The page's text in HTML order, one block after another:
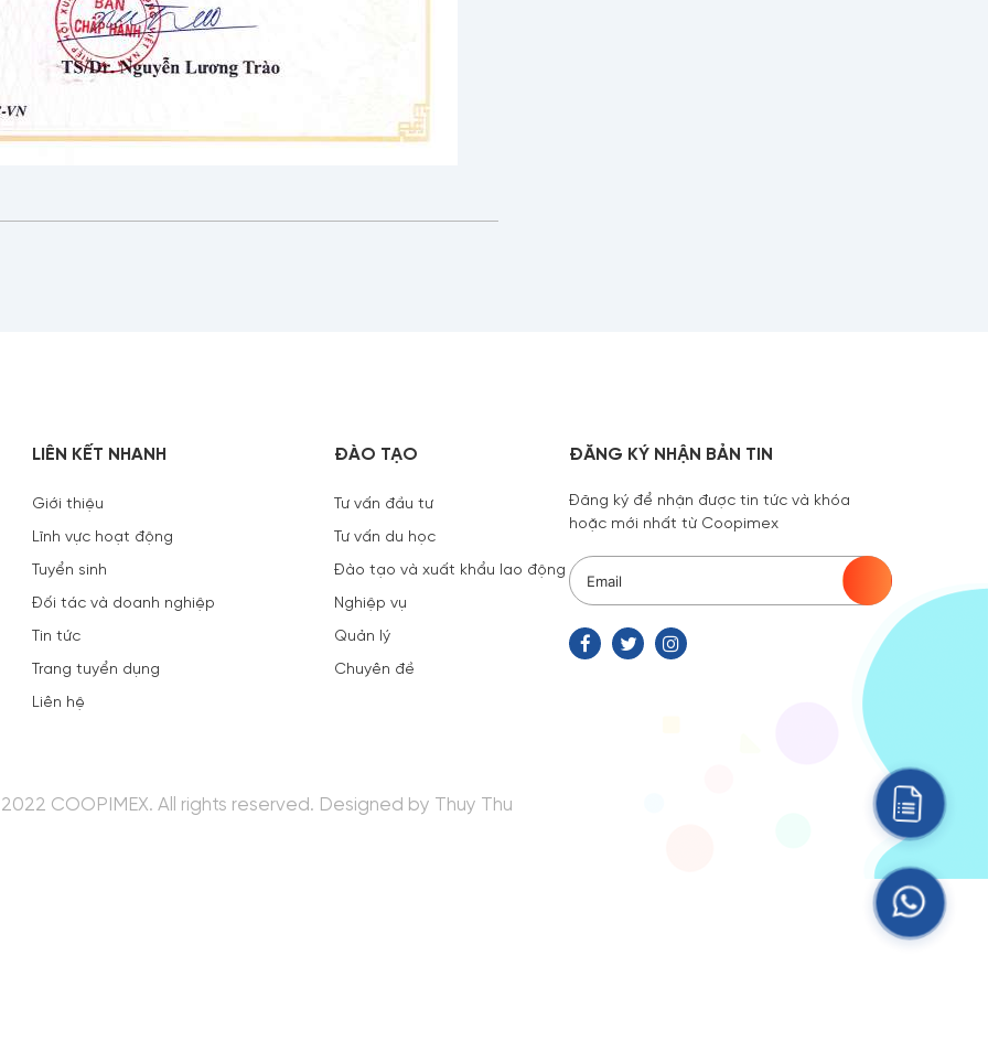
LIÊN KẾT NHANH
Giới thiệu
Lĩnh vực hoạt động
Tuyển sinh
Đối tác và doanh nghiệp
Tin tức
Trang tuyển dụng
Liên hệ
ĐÀO TẠO
Tư vấn đầu tư
Tư vấn du học
Đào tạo và xuất khẩu lao động
Nghiệp vụ
Quản lý
Chuyên đề
ĐĂNG KÝ NHẬN BẢN TIN
Đăng ký để nhận được tin tức và khóa
hoặc mới nhất từ Coopimex
COOPIMEX. All rights reserved. Designed by Thuy Thu